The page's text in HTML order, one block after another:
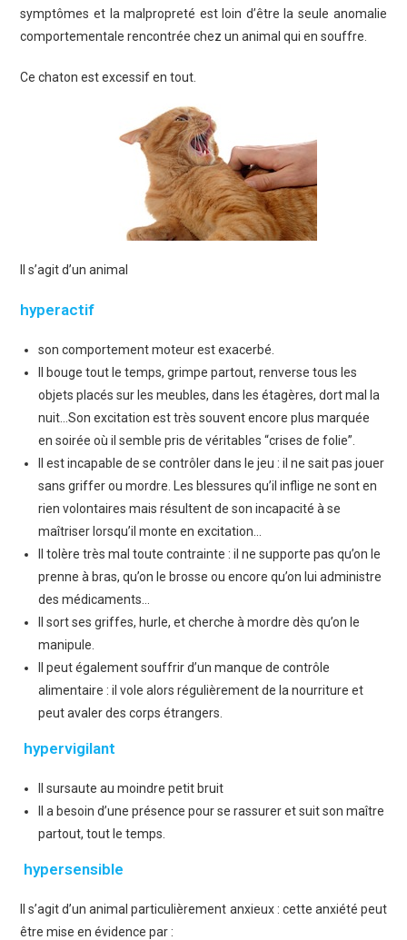
symptômes et la malpropreté est loin d’être la seule anomalie
comportementale rencontrée chez un animal qui en souffre.
Ce chaton est excessif en tout.
Il s’agit d’un animal
hyperactif
son comportement moteur est exacerbé.
ll bouge tout le temps, grimpe partout, renverse tous les
objets placés sur les meubles, dans les étagères, dort mal la
nuit…Son excitation est très souvent encore plus marquée
en soirée où il semble pris de véritables “crises de folie”.
Il est incapable de se contrôler dans le jeu : il ne sait pas jouer
sans griffer ou mordre. Les blessures qu’il inflige ne sont en
rien volontaires mais résultent de son incapacité à se
maîtriser lorsqu’il monte en excitation…
Il tolère très mal toute contrainte : il ne supporte pas qu’on le
prenne à bras, qu’on le brosse ou encore qu’on lui administre
des médicaments…
Il sort ses griffes, hurle, et cherche à mordre dès qu’on le
manipule.
Il peut également souffrir d’un manque de contrôle
alimentaire : il vole alors régulièrement de la nourriture et
peut avaler des corps étrangers.
hypervigilant
Il sursaute au moindre petit bruit
Il a besoin d’une présence pour se rassurer et suit son maître
partout, tout le temps.
hypersensible
Il s’agit d’un animal particulièrement anxieux : cette anxiété peut
être mise en évidence par :